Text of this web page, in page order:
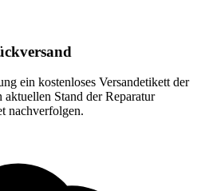
ein kostenloses Versandetikett der
Stand der Reparatur
nachverfolgen.